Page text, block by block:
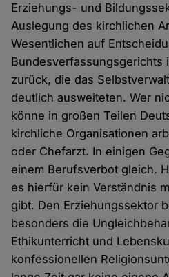
Erziehungs- und
Auslegung des kirchlichen
Wesentlichen auf
Bundesverfassungsgerichts
zurück, die das
deutlich ausweiteten. Wer
könne in großen Teilen
kirchliche Organisationen
oder Chefarzt. In einigen
einem Berufsverbot gleich.
es hierfür kein Verständnis
gibt. Den Erziehungssektor
besonders die
Ethikunterricht und
konfessionellen